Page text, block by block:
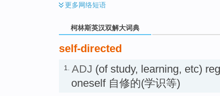
更多网络短语
柯林斯英汉双解大词典
self-directed
1. ADJ (of study, learning, etc)
oneself 自修的(学识等)